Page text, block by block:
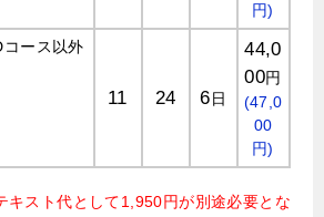
円)
ース以外
11 24 6日
44,0
00円
(47,0
00
円)
キスト代として1,950円が別途必要とな